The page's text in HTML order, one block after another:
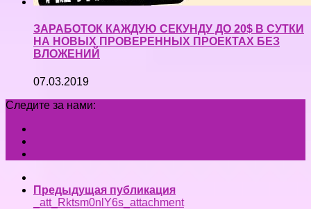
ЗАРАБОТОК КАЖДУЮ СЕКУНДУ ДО 20$ В СУТКИ
НА НОВЫХ ПРОВЕРЕННЫХ ПРОЕКТАХ БЕЗ
ВЛОЖЕНИЙ
07.03.2019
Следите за нами:
Предыдущая публикация
_att_Rktsm0nlY6s_attachment